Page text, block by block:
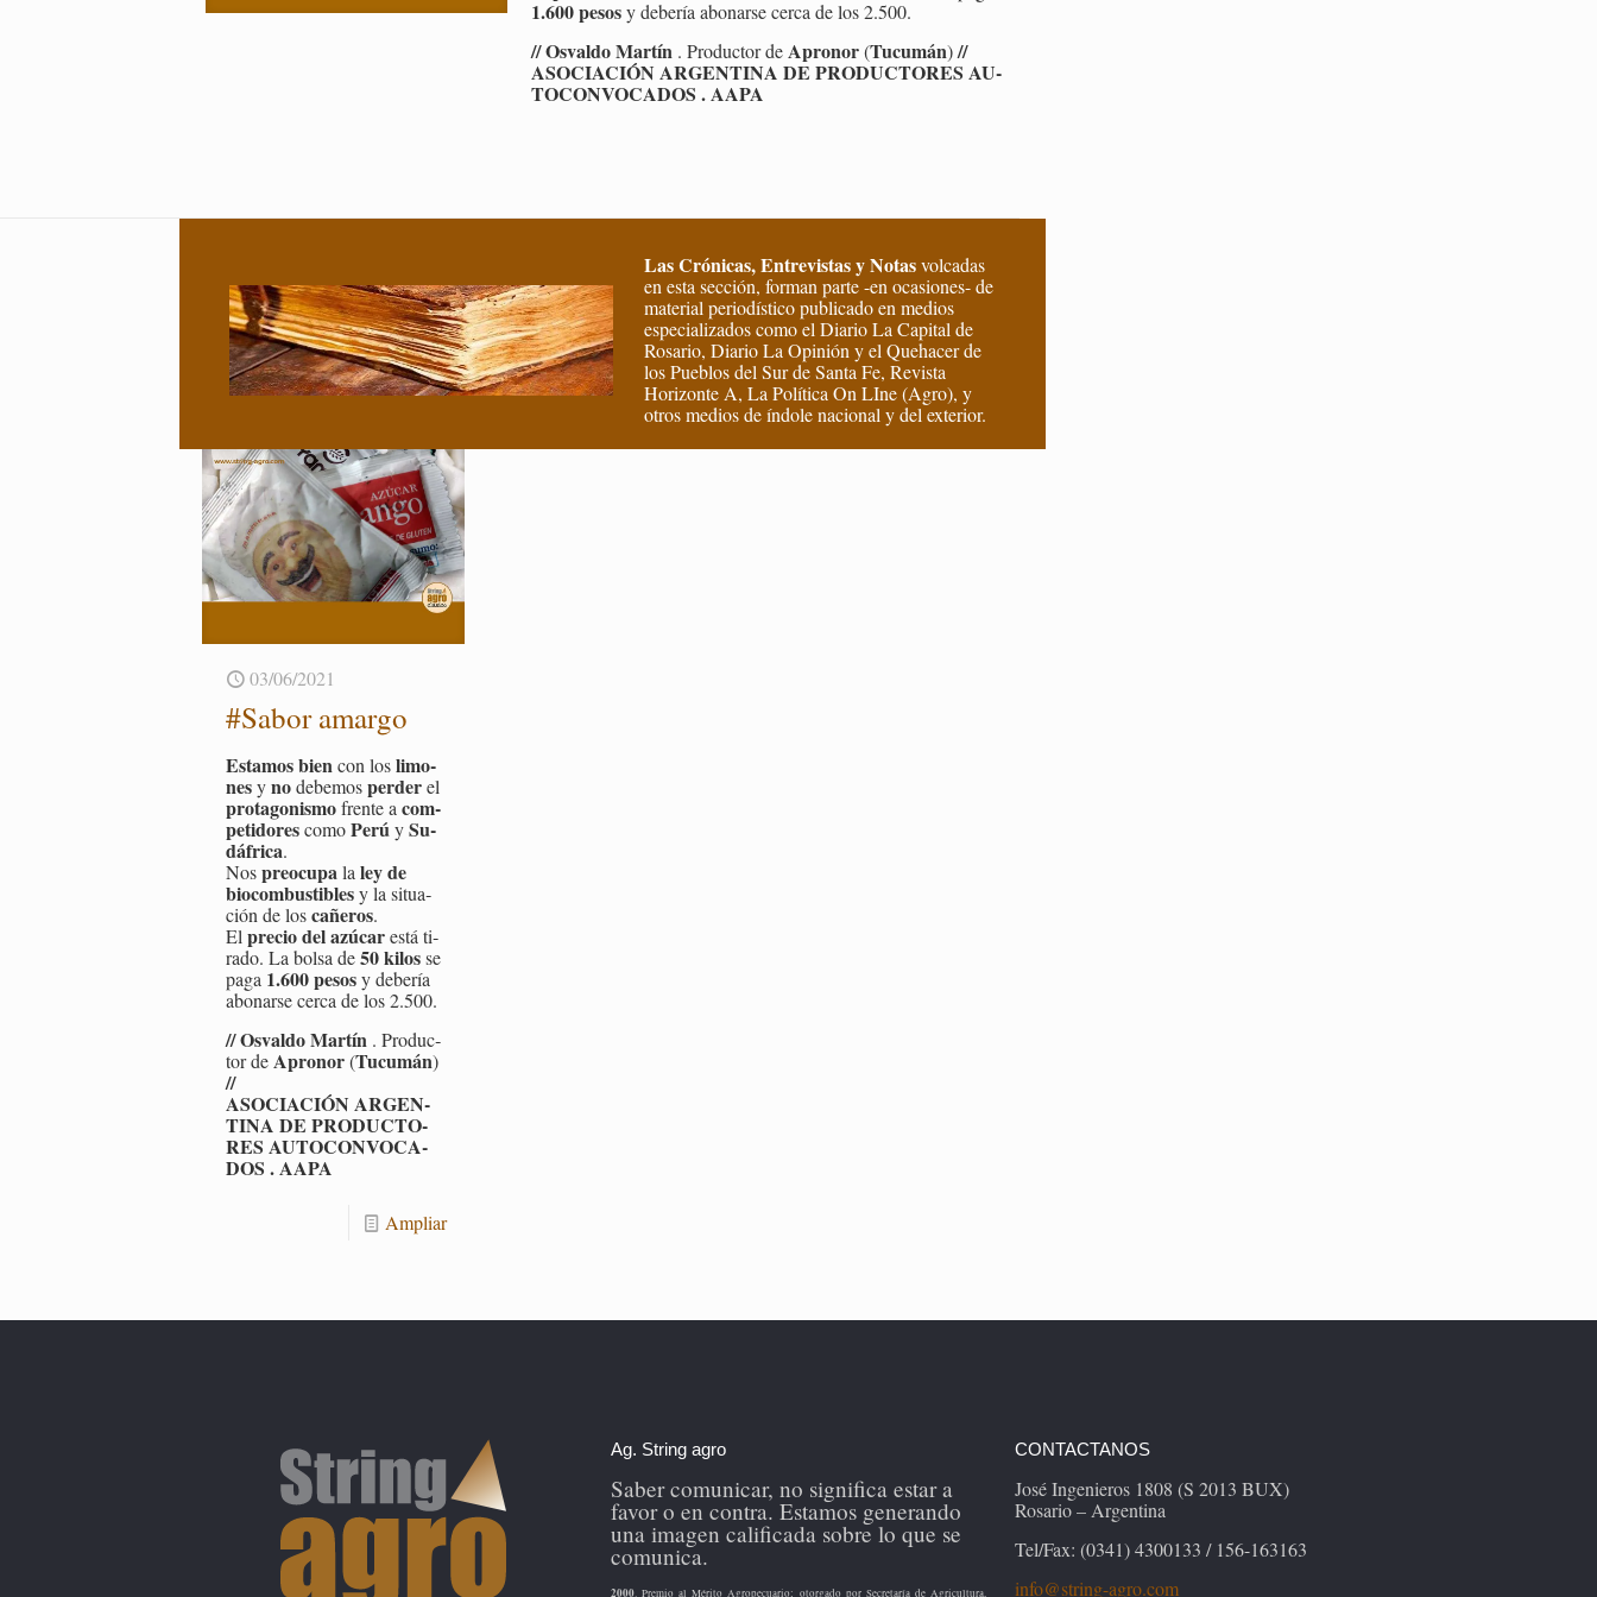
1.600 pesosy de­be­ría abo­nar­se cerca de los 2.500.
// Os­val­do Mar­tín. Pro­duc­tor deApro­nor(Tu­cu­mán)//
ASO­CIA­CIÓN AR­GEN­TI­NA DE PRO­DUC­TO­RES AU­
TO­CON­VO­CA­DOS . AAPA
Las Crónicas, Entrevistas y Notasvolcadas
en esta sección, forman parte -en ocasiones- de
material periodístico publicado en medios
especializados como el Diario La Capital de
Rosario, Diario La Opinión y el Quehacer de
los Pueblos del Sur de Santa Fe, Revista
Horizonte A, La Política On LIne (Agro), y
otros medios de índole nacional y del exterior.
03/06/2021
#Sabor amar­go
Es­ta­mos biencon losli­mo­
nesynode­be­mosper­derel
pro­ta­go­nis­mofren­te acom­
pe­ti­do­rescomoPerúySu­
dá­fri­ca.
Nospreo­cu­palaley de
bio­com­bus­ti­blesy la si­tua­
ción de losca­ñe­ros.
Elpre­cio del azú­carestá ti­
ra­do. La bolsa de50 kilosse
paga 1.600 pesosy de­be­ría
abo­nar­se cerca de los 2.500.
// Os­val­do Mar­tín . Pro­duc­
tor deApro­nor(Tu­cu­mán)
//
ASO­CIA­CIÓN AR­GEN­
TI­NA DE PRO­DUC­TO­
RES AU­TO­CON­VO­CA­
DOS . AAPA
Am­pliar
Ag. String agro
Saber comunicar, no significa estar a
favor o en contra. Estamos generando
una imagen calificada sobre lo que se
comunica.
2000. Premio al Mérito Agropecuario; otorgado por Secretaría de Agricultura,
CONTACTANOS
José Ingenieros 1808 (S 2013 BUX)
Rosario – Argentina
Tel/Fax: (0341) 4300133 / 156-163163
info@string-agro.com